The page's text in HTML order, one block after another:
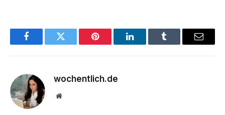
FacebookTwitter Pinterest LinkedInTumblr Email
wochentlich.de
Website